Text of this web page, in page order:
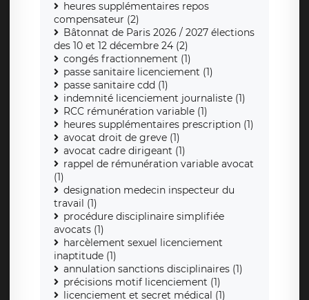
heures supplémentaires repos
compensateur (2)
Bâtonnat de Paris 2026 / 2027 élections
des 10 et 12 décembre 24 (2)
congés fractionnement (1)
passe sanitaire licenciement (1)
passe sanitaire cdd (1)
indemnité licenciement journaliste (1)
RCC rémunération variable (1)
heures supplémentaires prescription (1)
avocat droit de greve (1)
avocat cadre dirigeant (1)
rappel de rémunération variable avocat
(1)
designation medecin inspecteur du
travail (1)
procédure disciplinaire simplifiée
avocats (1)
harcèlement sexuel licenciement
inaptitude (1)
annulation sanctions disciplinaires (1)
précisions motif licenciement (1)
licenciement et secret médical (1)